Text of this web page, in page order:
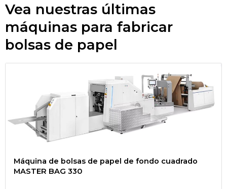
Vea nuestras últimas
máquinas para fabricar
bolsas de papel
Máquina de bolsas de papel de fondo cuadrado
MASTER BAG 330